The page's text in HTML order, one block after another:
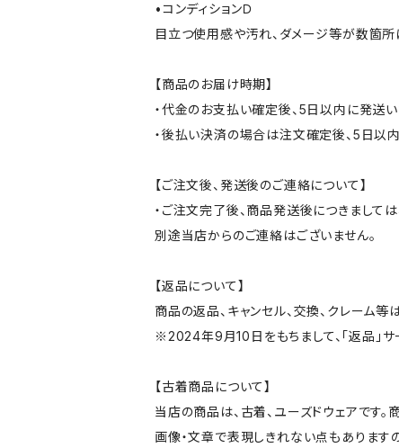
•コンディションＤ
目立つ使用感や汚れ、ダメージ等が数箇
【商品のお届け時期】
・代金のお支払い確定後、5日以内に発送い
・後払い決済の場合は注文確定後、5日以内
【ご注文後、発送後のご連絡について】
・ご注文完了後、商品発送後につきまして
別途当店からのご連絡はございません。
【返品について】
商品の返品、キャンセル、交換、クレーム等
※2024年9月10日をもちまして、「返品」
【古着商品について】
当店の商品は、古着、ユーズドウェアです
画像・文章で表現しきれない点もあります